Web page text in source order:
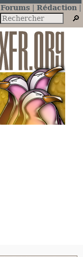
Forums
Rédaction